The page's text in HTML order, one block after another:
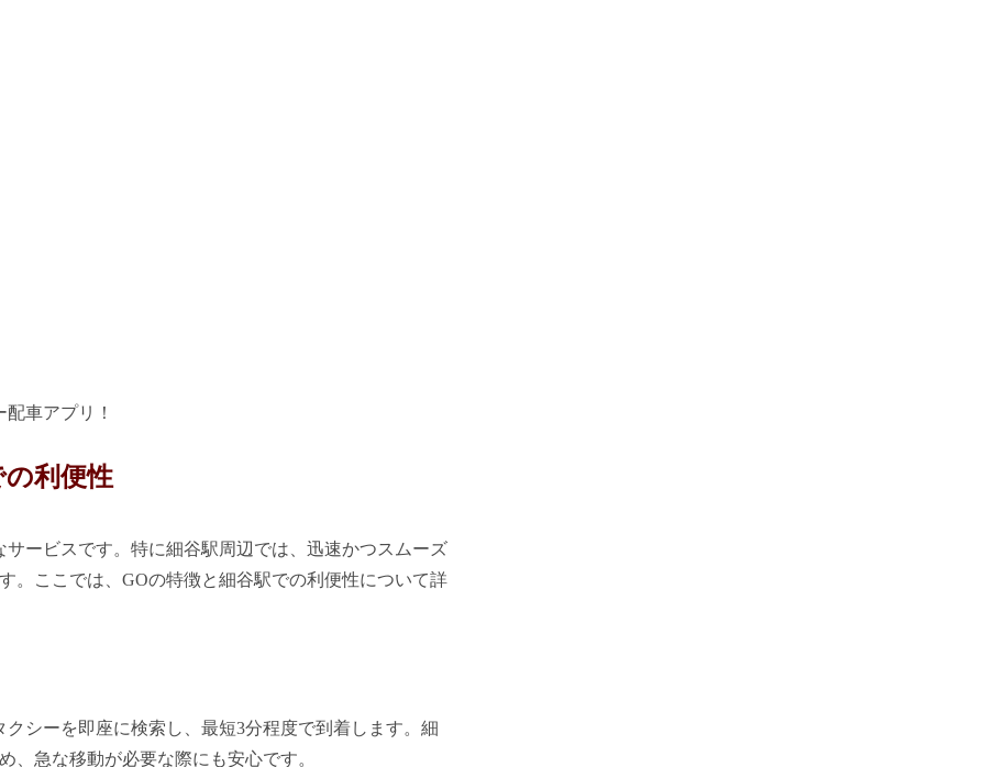
車アプリ！
利便性
ービスです。特に細谷駅周辺では、迅速かつスムーズ
。ここでは、GOの特徴と細谷駅での利便性について詳
シーを即座に検索し、最短3分程度で到着します。細
、急な移動が必要な際にも安心です。